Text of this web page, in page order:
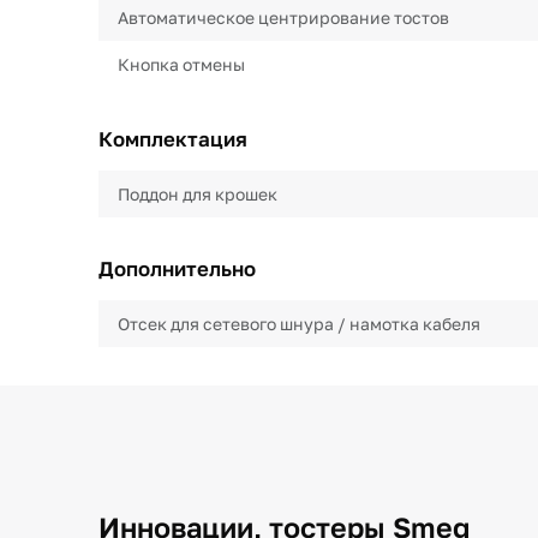
Автоматическое центрирование тостов
Кнопка отмены
Комплектация
Поддон для крошек
Дополнительно
Отсек для сетевого шнура / намотка кабеля
Инновации, тостеры Smeg